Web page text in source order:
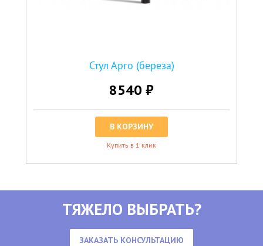
Стул Арго (береза)
8540 ₽
В КОРЗИНУ
Купить в 1 клик
ТЯЖЕЛО ВЫБРАТЬ?
ЗАКАЗАТЬ КОНСУЛЬТАЦИЮ